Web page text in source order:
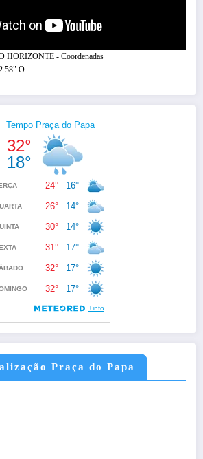
HORIZONTE - Coordenadas
O
Praça do Papa